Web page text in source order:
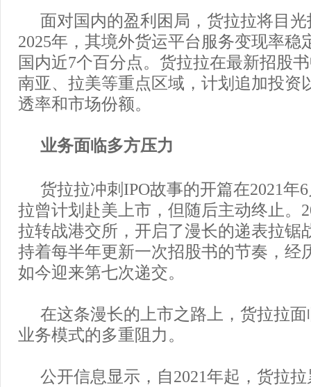
面对国内的盈利困局，货拉拉将目
2025年，其境外货运平台服务变现率稳
国内近7个百分点。货拉拉在最新招股
南亚、拉美等重点区域，计划追加投资
透率和市场份额。
业务面临多方压力
货拉拉冲刺IPO故事的开篇在2021年
拉曾计划赴美上市，但随后主动终止。
拉转战港交所，开启了漫长的递表拉锯
持着每半年更新一次招股书的节奏，经
如今迎来第七次递交。
在这条漫长的上市之路上，货拉拉
业务模式的多重阻力。
公开信息显示，自2021年起，货拉